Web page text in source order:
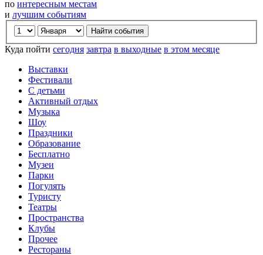
по интересным местам
и лучшим событиям
Куда пойти сегодня завтра в выходные в этом месяце
Выставки
Фестивали
С детьми
Активный отдых
Музыка
Шоу
Праздники
Образование
Бесплатно
Музеи
Парки
Погулять
Туристу
Театры
Пространства
Клубы
Прочее
Рестораны